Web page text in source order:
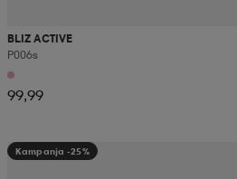
BLIZ ACTIVE
P006s
99,99
Kampanja -25%